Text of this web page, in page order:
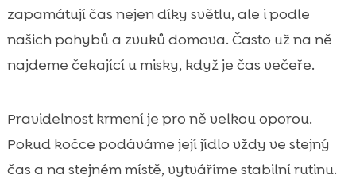
zapamátují čas nejen díky světlu, ale i podle
našich pohybů a zvuků domova. Často už na ně
najdeme čekající u misky, když je čas večeře.
Pravidelnost krmení je pro ně velkou oporou.
Pokud kočce podáváme její jídlo vždy ve stejný
čas a na stejném místě, vytváříme stabilní rutinu.